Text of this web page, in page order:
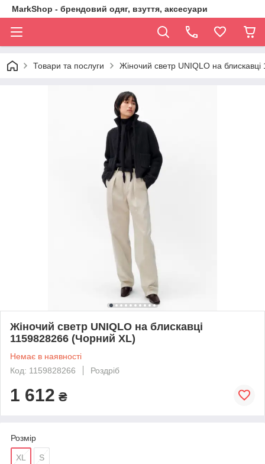
MarkShop - брендовий одяг, взуття, аксесуари
Товари та послуги Жіночий светр UNIQLO на
Жіночий светр UNIQLO на блискавці
1159828266 (Чорний XL)
Немає в наявності
Код: 1159828266
Роздріб
1 612 ₴
Розмір
XL S